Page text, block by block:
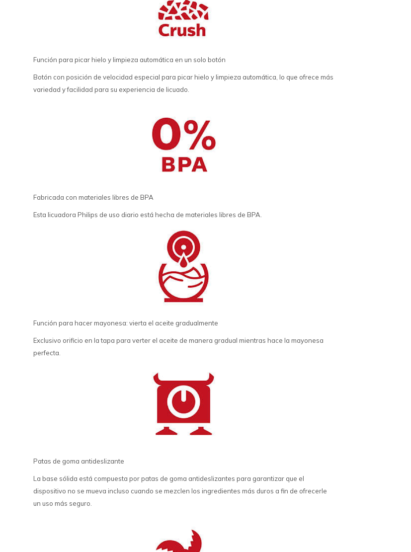
Función para picar hielo y limpieza automática en un solo botón
Botón con posición de velocidad especial para picar hielo y limpieza automática, lo que ofrece más
variedad y facilidad para su experiencia de licuado.
Fabricada con materiales libres de BPA
Esta licuadora Philips de uso diario está hecha de materiales libres de BPA.
Función para hacer mayonesa: vierta el aceite gradualmente
Exclusivo orificio en la tapa para verter el aceite de manera gradual mientras hace la mayonesa
perfecta.
Patas de goma antideslizante
La base sólida está compuesta por patas de goma antideslizantes para garantizar que el
dispositivo no se mueva incluso cuando se mezclen los ingredientes más duros a fin de ofrecerle
un uso más seguro.